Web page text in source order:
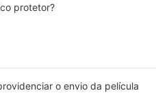
protetor?
o envio da película